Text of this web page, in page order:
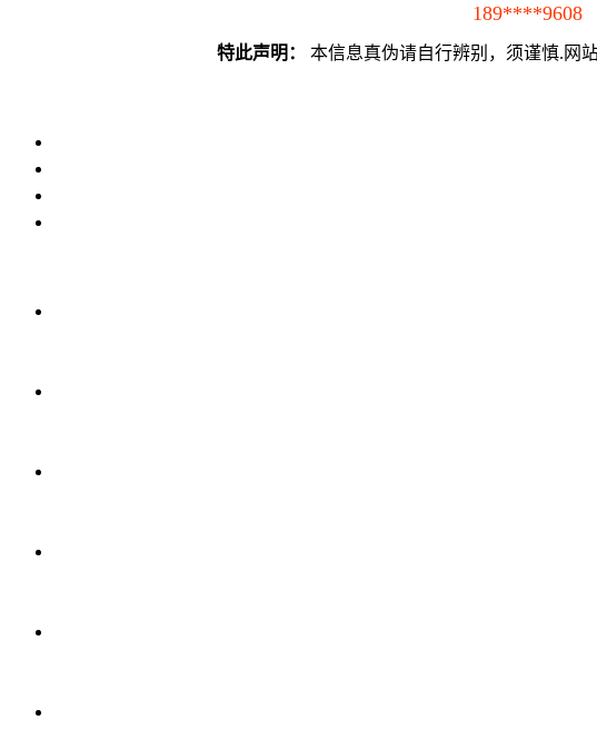
189****9608
特此声明： 本信息真伪请自行辨别，须谨慎.网